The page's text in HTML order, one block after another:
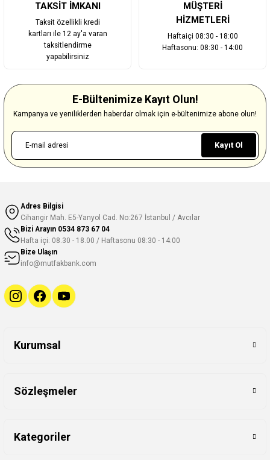
TAKSİT İMKANI
Taksit özellikli kredi
kartları ile 12 ay'a varan
taksitlendirme
yapabilirsiniz
MÜŞTERİ
HİZMETLERİ
Haftaiçi 08:30 - 18:00
Haftasonu: 08:30 - 14:00
E-Bültenimize Kayıt Olun!
Kampanya ve yeniliklerden haberdar olmak için e-bültenimize abone olun!
Kayıt Ol
Adres Bilgisi
Cihangir Mah. E5-Yanyol Cad. No:267 İstanbul / Avcılar
Bizi Arayın 0534 873 67 04
Hafta içi: 08.30 - 18.00 / Haftasonu 08:30 - 14:00
Bize Ulaşın
info@mutfakbank.com
Kurumsal
Sözleşmeler
Kategoriler